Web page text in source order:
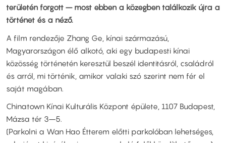
területén forgott – most ebben a közegben találkozik újra a
történet és a néző.
A film rendezője Zhang Ge, kínai származású,
Magyarországon élő alkotó, aki egy budapesti kínai
közösség történetén keresztül beszél identitásról, családról
és arról, mi történik, amikor valaki szó szerint nem fér el
saját magában.
Chinatown Kínai Kulturális Központ épülete, 1107 Budapest,
Mázsa tér 3–5.
(Parkolni a Wan Hao Étterem előtti parkolóban lehetséges,